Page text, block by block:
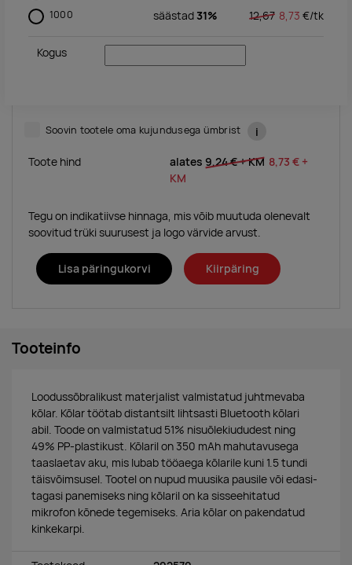
1000 säästad 31% 12,67 8,73 €/tk
Kogus
Soovin tootele oma kujundusega ümbrist i
Toote hind alates 9,24 €+ KM 8,73 € +
KM
Tegu on indikatiivse hinnaga, mis võib muutuda olenevalt
soovitud trüki suurusest ja logo värvide arvust.
Lisa päringukorvi Kiirpäring
Tooteinfo
Loodussõbralikust materjalist valmistatud juhtmevaba
kõlar. Kõlar töötab distantsilt lihtsasti Bluetooth kõlari
abil. Toode on valmistatud 51% nisuõlekiududest ning
49% PP-plastikust. Kõlaril on 350 mAh mahutavusega
taaslaetav aku, mis lubab tööaega kõlarile kuni 1.5 tundi
täisvõimsusel. Tootel on nupud muusika pausile või edasi-
tagasi panemiseks ning kõlaril on ka sisseehitatud
mikrofon kõnede tegemiseks. Aria kõlar on pakendatud
kinkekarpi.